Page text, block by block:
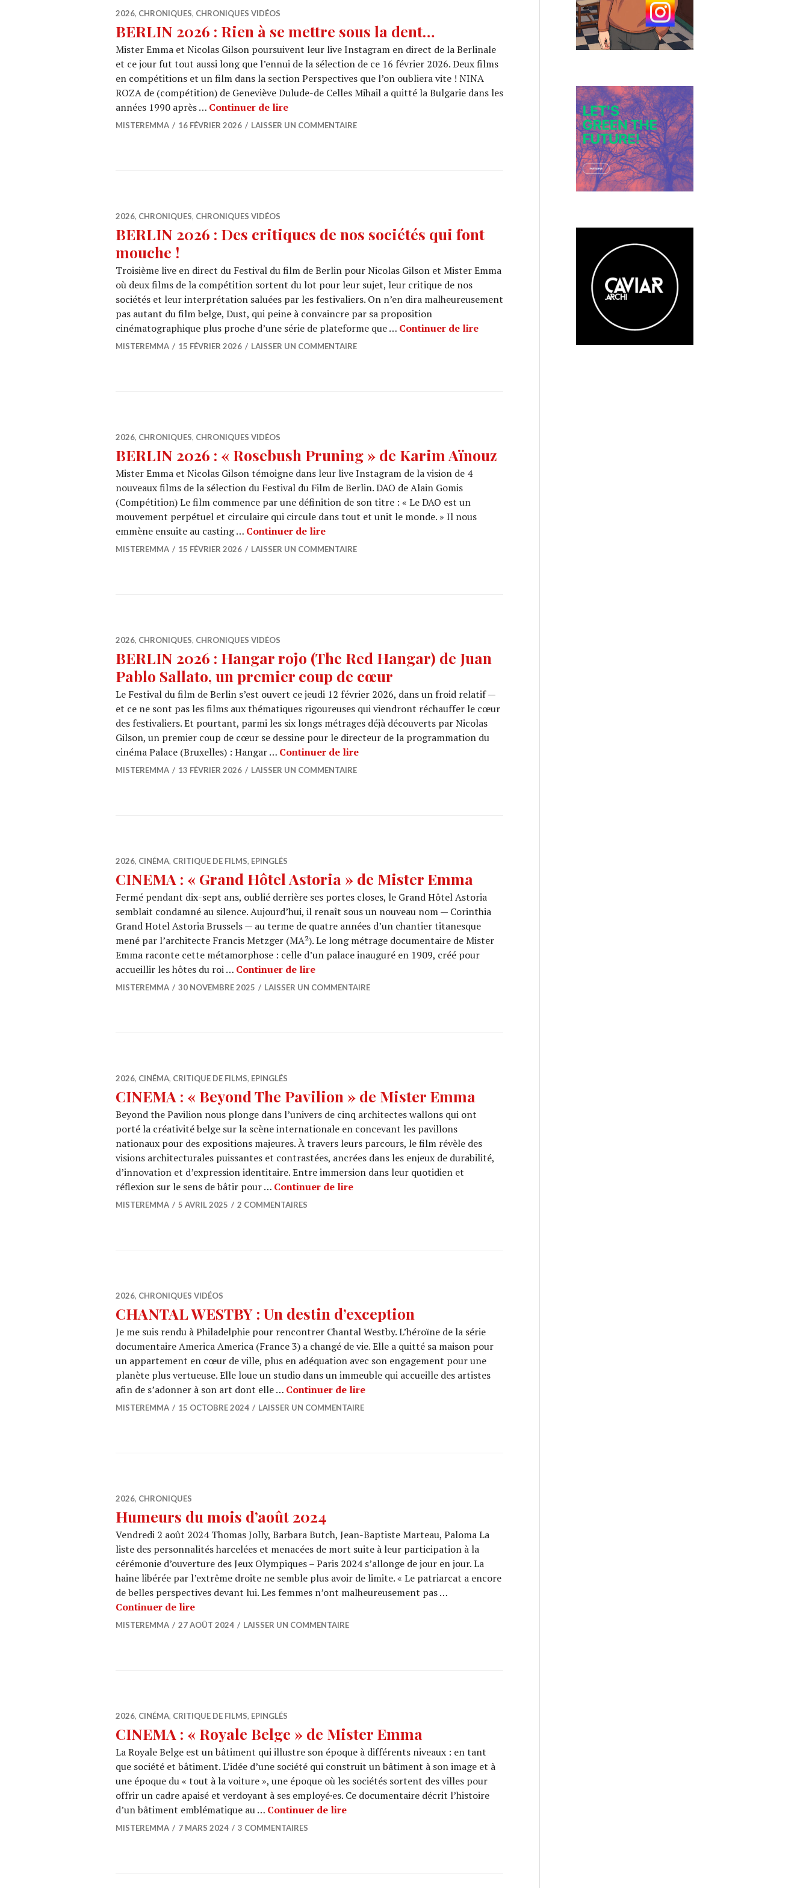
2026, CHRONIQUES, CHRONIQUES VIDÉOS
BERLIN 2026 : Rien à se mettre sous la dent…
Mister Emma et Nicolas Gilson poursuivent leur live Instagram en direct de la Berlinale
et ce jour fut tout aussi long que l’ennui de la sélection de ce 16 février 2026. Deux films
en compétitions et un film dans la section Perspectives que l’on oubliera vite ! NINA
ROZA de (compétition) de Geneviève Dulude-de Celles Mihail a quitté la Bulgarie dans les
années 1990 après … Continuer de lireBERLIN 2026 : Rien à se mettre sous la dent…
MISTEREMMA 16 FÉVRIER 2026 LAISSER UN COMMENTAIRE
2026, CHRONIQUES, CHRONIQUES VIDÉOS
BERLIN 2026 : Des critiques de nos sociétés qui font
mouche !
Troisième live en direct du Festival du film de Berlin pour Nicolas Gilson et Mister Emma
où deux films de la compétition sortent du lot pour leur sujet, leur critique de nos
sociétés et leur interprétation saluées par les festivaliers. On n’en dira malheureusement
pas autant du film belge, Dust, qui peine à convaincre par sa proposition
cinématographique plus proche d’une série de plateforme que … Continuer de lireBERLIN 2026 : Des critiques de nos sociétés qui font mouche !
MISTEREMMA 15 FÉVRIER 2026 LAISSER UN COMMENTAIRE
2026, CHRONIQUES, CHRONIQUES VIDÉOS
BERLIN 2026 : « Rosebush Pruning » de Karim Aïnouz
Mister Emma et Nicolas Gilson témoigne dans leur live Instagram de la vision de 4
nouveaux films de la sélection du Festival du Film de Berlin. DAO de Alain Gomis
(Compétition) Le film commence par une définition de son titre : « Le DAO est un
mouvement perpétuel et circulaire qui circule dans tout et unit le monde. » Il nous
emmène ensuite au casting … Continuer de lireBERLIN 2026 : « Rosebush Pruning » de Karim Aïnouz
MISTEREMMA 15 FÉVRIER 2026 LAISSER UN COMMENTAIRE
2026, CHRONIQUES, CHRONIQUES VIDÉOS
BERLIN 2026 : Hangar rojo (The Red Hangar) de Juan
Pablo Sallato, un premier coup de cœur
Le Festival du film de Berlin s’est ouvert ce jeudi 12 février 2026, dans un froid relatif —
et ce ne sont pas les films aux thématiques rigoureuses qui viendront réchauffer le cœur
des festivaliers. Et pourtant, parmi les six longs métrages déjà découverts par Nicolas
Gilson, un premier coup de cœur se dessine pour le directeur de la programmation du
cinéma Palace (Bruxelles) : Hangar … Continuer de lireBERLIN 2026 : Hangar rojo (The Red Hangar) de Juan Pablo Sallato, un premier coup de cœur
MISTEREMMA 13 FÉVRIER 2026 LAISSER UN COMMENTAIRE
2026, CINÉMA, CRITIQUE DE FILMS, EPINGLÉS
CINEMA : « Grand Hôtel Astoria » de Mister Emma
Fermé pendant dix-sept ans, oublié derrière ses portes closes, le Grand Hôtel Astoria
semblait condamné au silence. Aujourd’hui, il renaît sous un nouveau nom — Corinthia
Grand Hotel Astoria Brussels — au terme de quatre années d’un chantier titanesque
mené par l’architecte Francis Metzger (MA²). Le long métrage documentaire de Mister
Emma raconte cette métamorphose : celle d’un palace inauguré en 1909, créé pour
accueillir les hôtes du roi … Continuer de lireCINEMA : « Grand Hôtel Astoria » de Mister Emma
MISTEREMMA 30 NOVEMBRE 2025 LAISSER UN COMMENTAIRE
2026, CINÉMA, CRITIQUE DE FILMS, EPINGLÉS
CINEMA : « Beyond The Pavilion » de Mister Emma
Beyond the Pavilion nous plonge dans l’univers de cinq architectes wallons qui ont
porté la créativité belge sur la scène internationale en concevant les pavillons
nationaux pour des expositions majeures. À travers leurs parcours, le film révèle des
visions architecturales puissantes et contrastées, ancrées dans les enjeux de durabilité,
d’innovation et d’expression identitaire. Entre immersion dans leur quotidien et
réflexion sur le sens de bâtir pour … Continuer de lireCINEMA : « Beyond The Pavilion » de Mister Emma
MISTEREMMA 5 AVRIL 2025 2 COMMENTAIRES
2026, CHRONIQUES VIDÉOS
CHANTAL WESTBY : Un destin d’exception
Je me suis rendu à Philadelphie pour rencontrer Chantal Westby. L’héroïne de la série
documentaire America America (France 3) a changé de vie. Elle a quitté sa maison pour
un appartement en cœur de ville, plus en adéquation avec son engagement pour une
planète plus vertueuse. Elle loue un studio dans un immeuble qui accueille des artistes
afin de s’adonner à son art dont elle … Continuer de lireCHANTAL WESTBY : Un destin d’exception
MISTEREMMA 15 OCTOBRE 2024 LAISSER UN COMMENTAIRE
2026, CHRONIQUES
Humeurs du mois d’août 2024
Vendredi 2 août 2024 Thomas Jolly, Barbara Butch, Jean-Baptiste Marteau, Paloma La
liste des personnalités harcelées et menacées de mort suite à leur participation à la
cérémonie d’ouverture des Jeux Olympiques – Paris 2024 s’allonge de jour en jour. La
haine libérée par l’extrême droite ne semble plus avoir de limite. « Le patriarcat a encore
de belles perspectives devant lui. Les femmes n’ont malheureusement pas …
Continuer de lireHumeurs du mois d’août 2024
MISTEREMMA 27 AOÛT 2024 LAISSER UN COMMENTAIRE
2026, CINÉMA, CRITIQUE DE FILMS, EPINGLÉS
CINEMA : « Royale Belge » de Mister Emma
La Royale Belge est un bâtiment qui illustre son époque à différents niveaux : en tant
que société et bâtiment. L’idée d’une société qui construit un bâtiment à son image et à
une époque du « tout à la voiture », une époque où les sociétés sortent des villes pour
offrir un cadre apaisé et verdoyant à ses employé·es. Ce documentaire décrit l’histoire
d’un bâtiment emblématique au … Continuer de lireCINEMA : « Royale Belge » de Mister Emma
MISTEREMMA 7 MARS 2024 3 COMMENTAIRES